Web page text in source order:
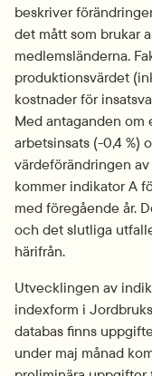
beskriver
det mått som brukar
medlemsländerna.
produktionsvärdet
kostnader för
Med antaganden om
arbetsinsats (-0,4
värdeförändringen
kommer indikator A
med föregående år.
och det slutliga
härifrån.
Utvecklingen av
indexform i
databas finns
under maj månad